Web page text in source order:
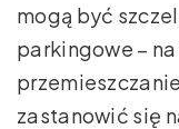
mogą być
parkingowe –
zastanowić się